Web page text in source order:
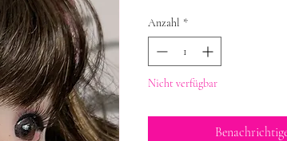
Anzahl *
Nicht verfügbar